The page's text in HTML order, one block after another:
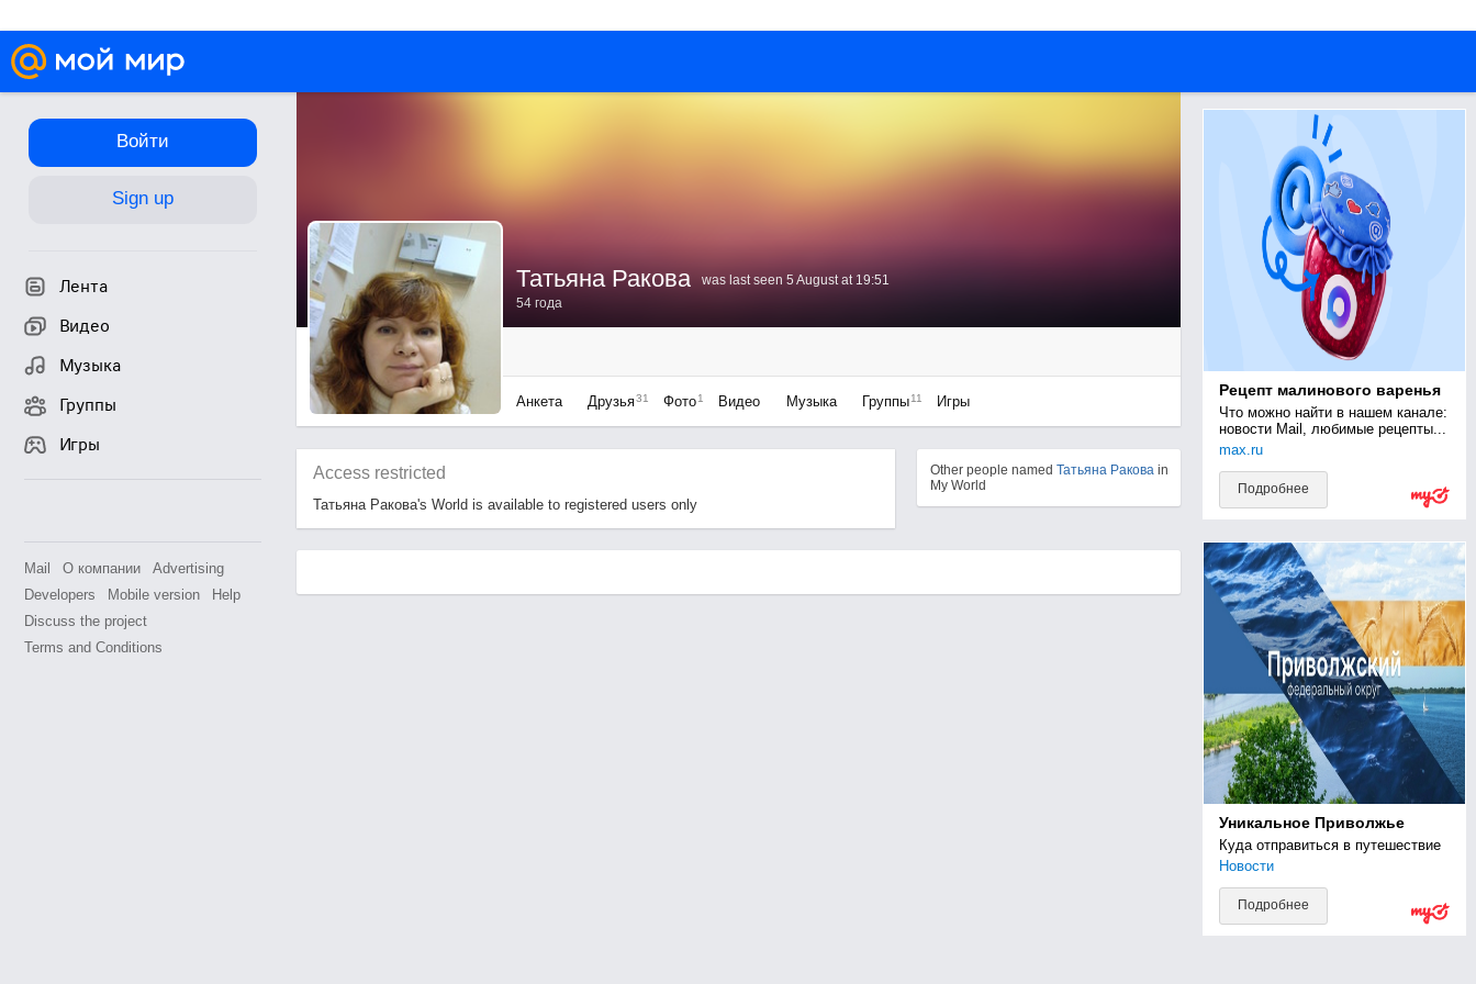
Войти
Sign up
Лента
Видео
Музыка
Группы
Игры
Mail О компании
Advertising
Developers
Mobile version
Help
Discuss the project
Terms and Conditions
Татьяна Ракова
was last seen 5 August at 19:51
54 года
Анкета Друзья31 Фото 1 Видео Музыка Группы 11 Игры
Access restricted
Татьяна Ракова's World is available to registered users only
Рецепт малинового варенья
Что можно найти в нашем канале:
новости Mail, любимые рецепты...
max.ru
Подробнее
Уникальное Приволжье
Куда отправиться в путешествие
Новости
Подробнее
Other people named Татьяна Раковаin
My World